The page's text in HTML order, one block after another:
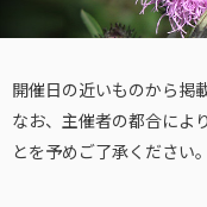
開催日の近いものから掲
なお、主催者の都合によ
とを予めご了承ください。